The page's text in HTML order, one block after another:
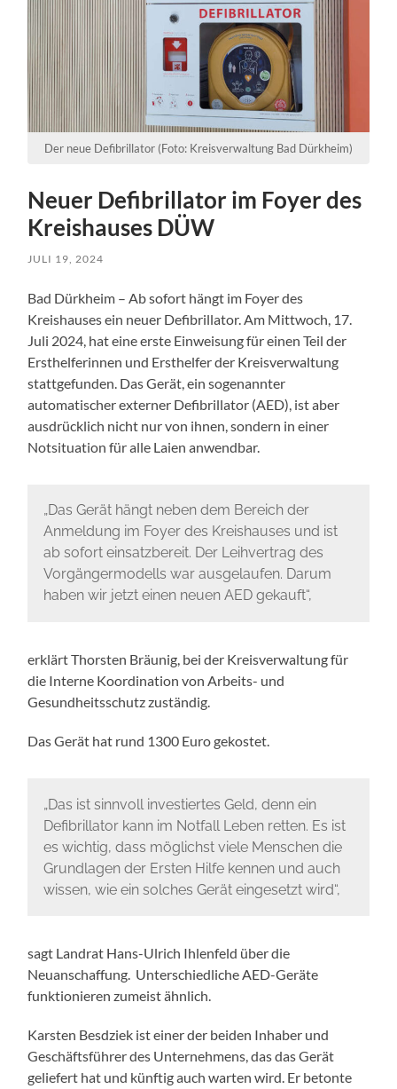
Der neue Defibrillator (Foto: Kreisverwaltung Bad Dürkheim)
Neuer Defibrillator im Foyer des
Kreishauses DÜW
JULI 19, 2024
Bad Dürkheim – Ab sofort hängt im Foyer des
Kreishauses ein neuer Defibrillator. Am Mittwoch, 17.
Juli 2024, hat eine erste Einweisung für einen Teil der
Ersthelferinnen und Ersthelfer der Kreisverwaltung
stattgefunden. Das Gerät, ein sogenannter
automatischer externer Defibrillator (AED), ist aber
ausdrücklich nicht nur von ihnen, sondern in einer
Notsituation für alle Laien anwendbar.
„Das Gerät hängt neben dem Bereich der
Anmeldung im Foyer des Kreishauses und ist
ab sofort einsatzbereit. Der Leihvertrag des
Vorgängermodells war ausgelaufen. Darum
haben wir jetzt einen neuen AED gekauft“,
erklärt Thorsten Bräunig, bei der Kreisverwaltung für
die Interne Koordination von Arbeits- und
Gesundheitsschutz zuständig.
Das Gerät hat rund 1300 Euro gekostet.
„Das ist sinnvoll investiertes Geld, denn ein
Defibrillator kann im Notfall Leben retten. Es ist
es wichtig, dass möglichst viele Menschen die
Grundlagen der Ersten Hilfe kennen und auch
wissen, wie ein solches Gerät eingesetzt wird“,
sagt Landrat Hans-Ulrich Ihlenfeld über die
Neuanschaffung. Unterschiedliche AED-Geräte
funktionieren zumeist ähnlich.
Karsten Besdziek ist einer der beiden Inhaber und
Geschäftsführer des Unternehmens, das das Gerät
geliefert hat und künftig auch warten wird. Er betonte